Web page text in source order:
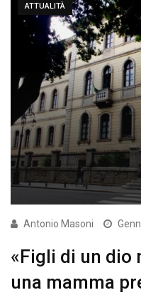
ATTUALITÀ
Antonio Masoni
«Figli di un dio
una mamma